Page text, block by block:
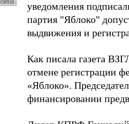
уведомления
партия "Яблоко"
выдвижения и
Как писала газета
отмене регистрации
«Яблоко».
финансировании